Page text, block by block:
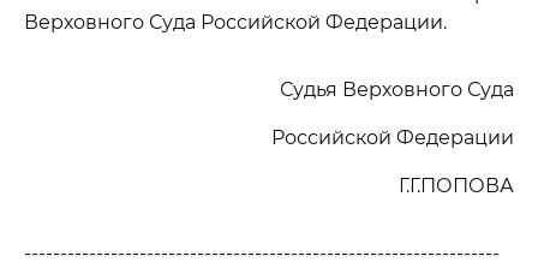
Верховного Суда Российской Федерации.
Судья Верховного Суда
Российской Федерации
Г.Г.ПОПОВА
------------------------------------------------------------------